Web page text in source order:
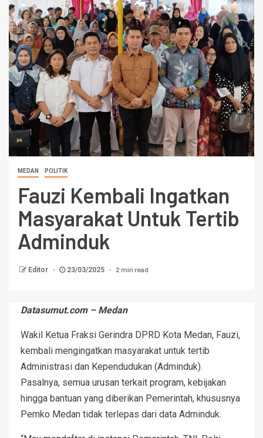
MEDAN POLITIK
Fauzi Kembali Ingatkan
Masyarakat Untuk Tertib
Adminduk
Editor 23/03/2025 2 min read
Datasumut.com – Medan
Wakil Ketua Fraksi Gerindra DPRD Kota Medan, Fauzi,
kembali mengingatkan masyarakat untuk tertib
Administrasi dan Kependudukan (Adminduk).
Pasalnya, semua urusan terkait program, kebijakan
hingga bantuan yang diberikan Pemerintah, khususnya
Pemko Medan tidak terlepas dari data Adminduk.